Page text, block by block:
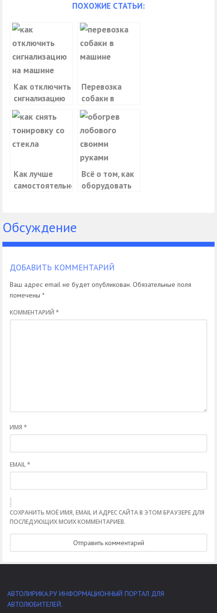
ПОХОЖИЕ СТАТЬИ:
Как отключить
сигнализацию
на машине
Перевозка
собаки в
машине:
правила и
приспособления
Как лучше
самостоятельно
стекла
Всё о том, как
оборудовать
Обсуждение
ДОБАВИТЬ КОММЕНТАРИЙ
Ваш адрес email не будет опубликован. Обязательные поля
помечены *
КОММЕНТАРИЙ *
ИМЯ *
EMAIL*
СОХРАНИТЬ МОЁ ИМЯ, EMAIL И АДРЕС САЙТА В ЭТОМ БРАУЗЕРЕ ДЛЯ
ПОСЛЕДУЮЩИХ МОИХ КОММЕНТАРИЕВ.
АВТОЛИРИКА.РУ ИНФОРМАЦИОННЫЙ ПОРТАЛ ДЛЯ
АВТОЛЮБИТЕЛЕЙ.